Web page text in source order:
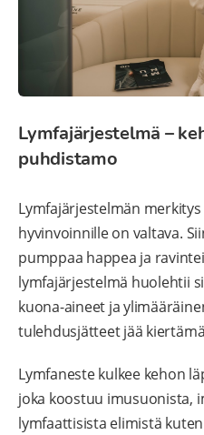
Lymfajärjestelmä –
puhdistamo
Lymfajärjestelmän
hyvinvoinnille on valtava.
pumppaa happea ja
lymfajärjestelmä huolehtii
kuona-aineet ja
tulehdusjätteet jää
Lymfaneste kulkee kehon
joka koostuu imusuonista,
lymfaattisista elimistä